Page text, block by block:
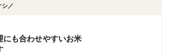
シ／
にも合わせやすいお米